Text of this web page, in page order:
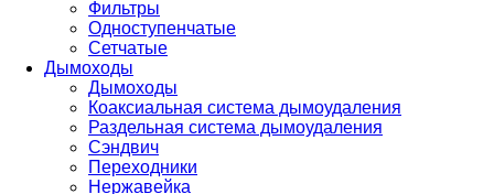
Фильтры
Одноступенчатые
Сетчатые
Дымоходы
Дымоходы
Коаксиальная система дымоудаления
Раздельная система дымоудаления
Сэндвич
Переходники
Нержавейка